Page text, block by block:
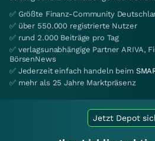
✅ Größte Finanz-Community
✅ über 550.000 registrierte Nutzer
✅ rund 2.000 Beiträge pro Tag
✅ verlagsunabhängige Partner ARIVA,
BörsenNews
✅ Jederzeit einfach handeln beim
✅ mehr als 25 Jahre Marktpräsenz
Jetzt Depot